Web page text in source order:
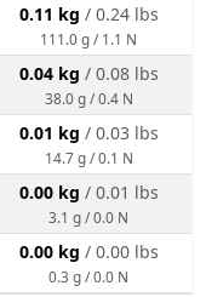
0.11 kg / 0.24 lbs
111.0 g / 1.1 N
0.04 kg / 0.08 lbs
38.0 g / 0.4 N
0.01 kg / 0.03 lbs
14.7 g / 0.1 N
0.00 kg / 0.01 lbs
3.1 g / 0.0 N
0.00 kg / 0.00 lbs
0.3 g / 0.0 N